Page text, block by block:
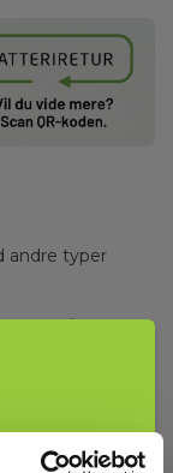
andre typer
ﬁndes
af brugte